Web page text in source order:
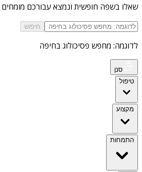
שאלו בשפה חופשית ונמצא עבורכם מומחים
חיפוש
לדוגמה: מחפש פסיכולוג בחיפה
סנן
טיפול
מקצוע
התמחות